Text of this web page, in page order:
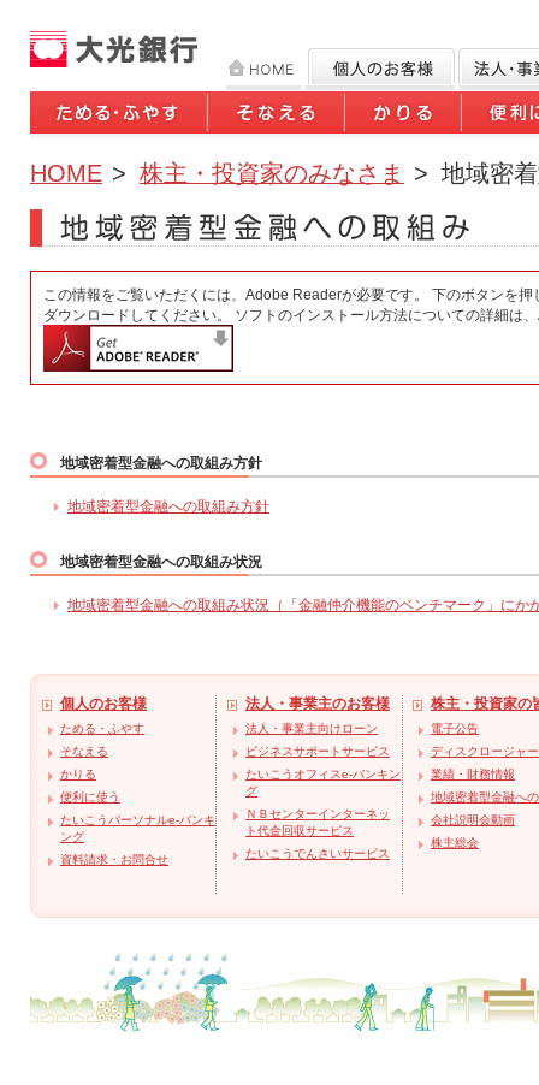
HOME > 株主・投資家のみなさま > 地域密
この情報をご覧いただくには、Adobe Readerが必要です。 下のボタンを
ダウンロードしてください。 ソフトのインストール方法についての詳細は
地域密着型金融への取組み方針
地域密着型金融への取組み方針
地域密着型金融への取組み状況
地域密着型金融への取組み状況（「金融仲介機能のベンチマーク」に
個人のお客様
ためる・ふやす
そなえる
かりる
便利に使う
たいこうパーソナルe-バンキ
ング
資料請求・お問合せ
法人・事業主のお客様
法人・事業主向けローン
ビジネスサポートサービス
たいこうオフィスe-バンキン
グ
ＮＢセンターインターネッ
ト代金回収サービス
たいこうでんさいサービス
株主・投資家の
電子公告
ディスクロージャ
業績・財務情報
地域密着型金融へ
会社説明会動画
株主総会